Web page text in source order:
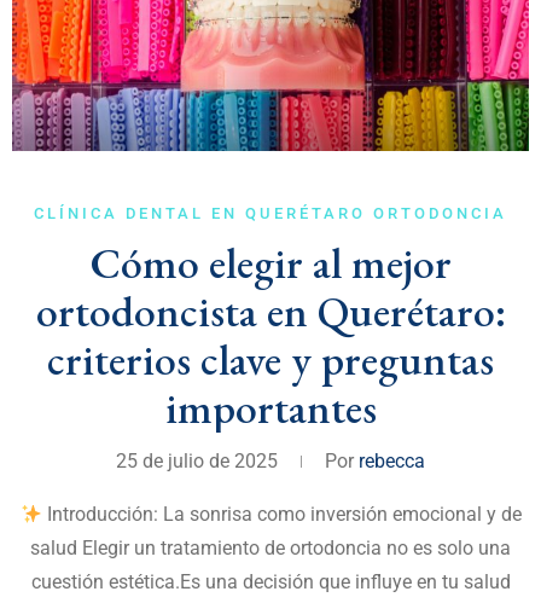
CLÍNICA DENTAL EN QUERÉTARO ORTODONCIA
Cómo elegir al mejor
ortodoncista en Querétaro:
criterios clave y preguntas
importantes
25 de julio de 2025 Por rebecca
Introducción: La sonrisa como inversión emocional y de
salud Elegir un tratamiento de ortodoncia no es solo una
cuestión estética.Es una decisión que influye en tu salud